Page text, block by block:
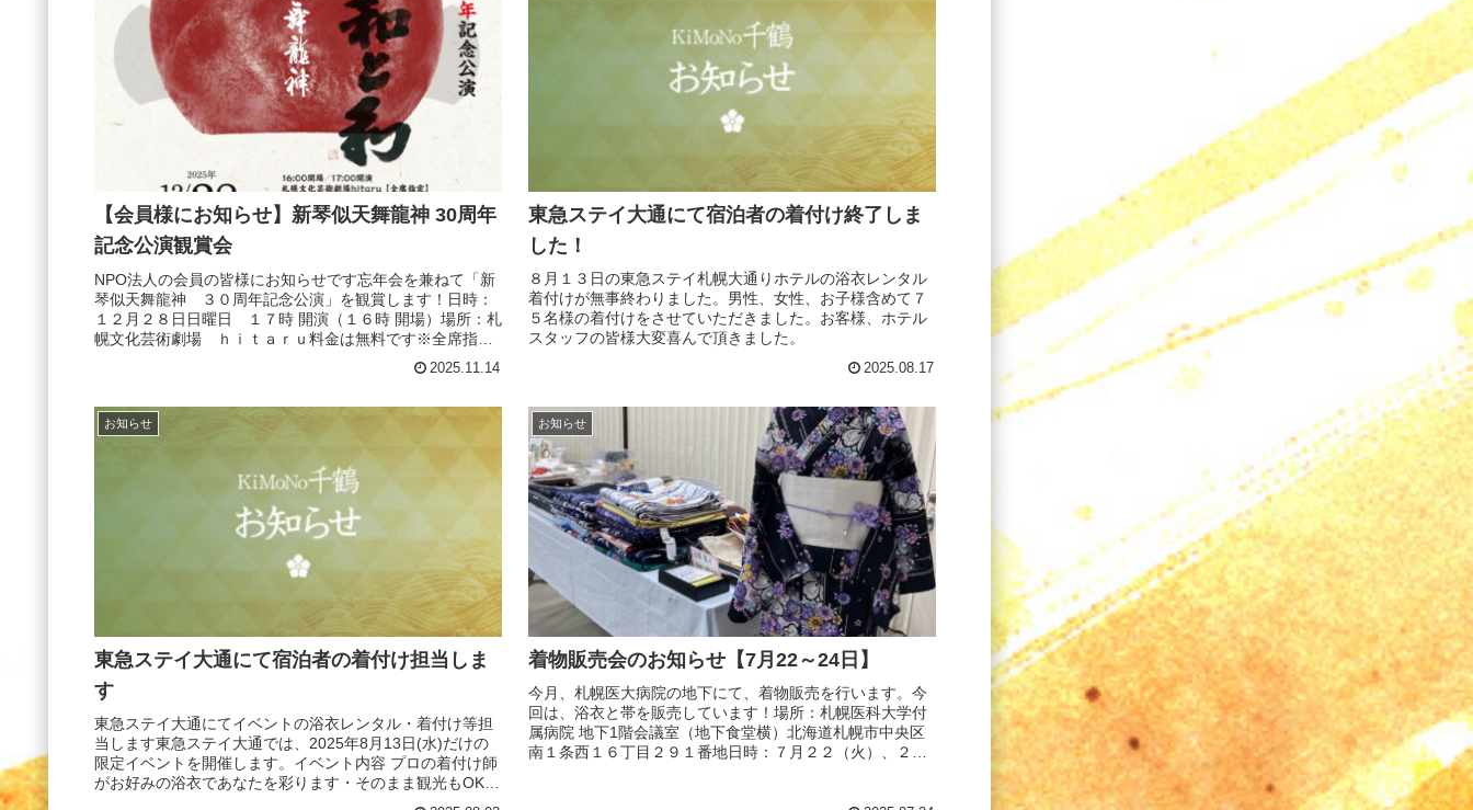
【会員様にお知らせ】新琴似天舞龍神 30周年
記念公演観賞会
NPO法人の会員の皆様にお知らせです忘年会を兼ねて「新
琴似天舞龍神 ３０周年記念公演」を観賞します！日時：
１２月２８日日曜日 １７時 開演（１６時 開場）場所：札
幌文化芸術劇場 ｈｉｔａｒｕ料金は無料です※全席指定
2025.11.14
東急ステイ大通にて宿泊者の着付け終了しま
した！
８月１３日の東急ステイ札幌大通りホテルの浴衣レンタル
着付けが無事終わりました。男性、女性、お子様含めて７
５名様の着付けをさせていただきました。お客様、ホテル
スタッフの皆様大変喜んで頂きました。
2025.08.17
お知らせ
東急ステイ大通にて宿泊者の着付け担当しま
す
東急ステイ大通にてイベントの浴衣レンタル・着付け等担
当します東急ステイ大通では、2025年8月13日(水)だけの
限定イベントを開催します。イベント内容 プロの着付け師
がお好みの浴衣であなたを彩ります・そのまま観光もOK
お知らせ
着物販売会のお知らせ【7月22～24日】
今月、札幌医大病院の地下にて、着物販売を行います。今
回は、浴衣と帯を販売しています！場所：札幌医科大学付
属病院 地下1階会議室（地下食堂横）北海道札幌市中央区
南１条西１６丁目２９１番地日時：７月２２（火）、２３